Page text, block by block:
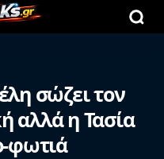
σώζει τον
αλλά η Τασία
φωτιά